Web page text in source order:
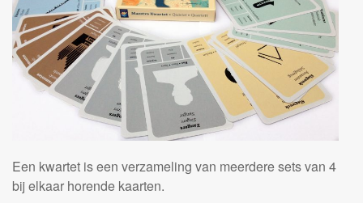
Een kwartet is een verzameling van meerdere sets van 4
bij elkaar horende kaarten.